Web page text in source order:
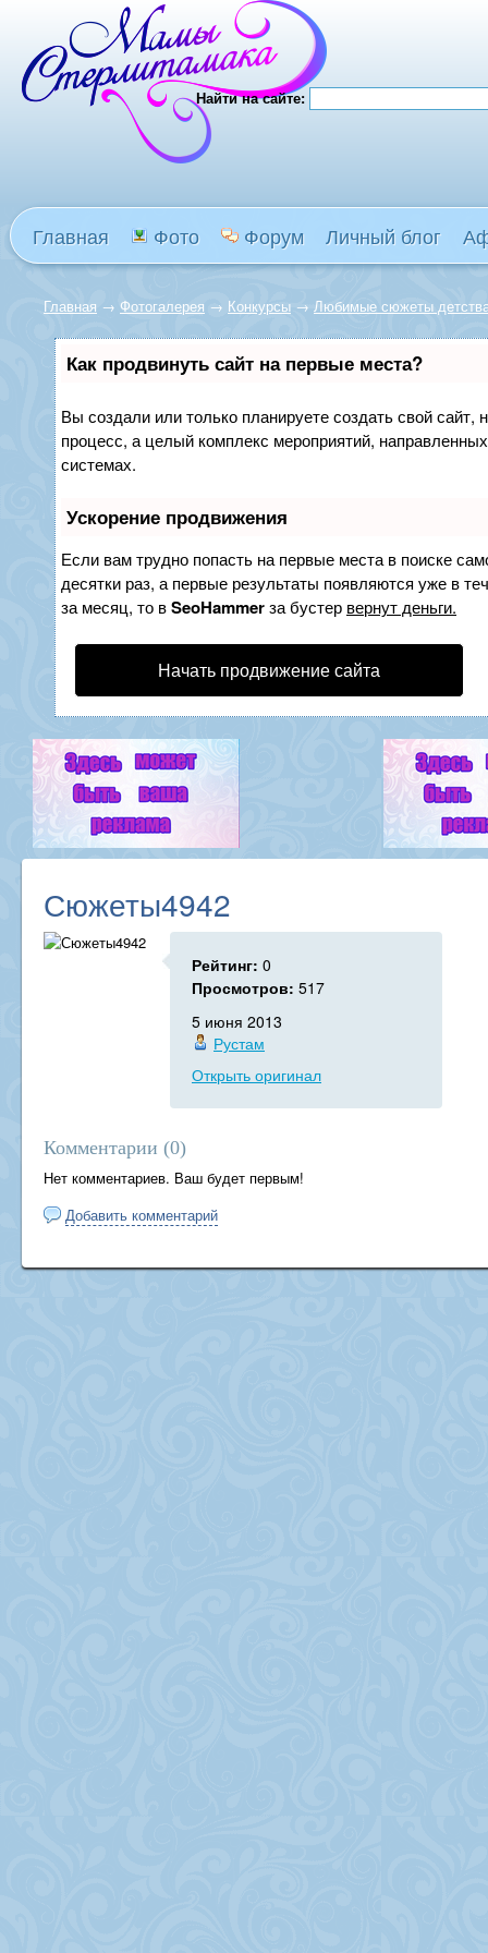
Найти на сайте:
Главная Фото Форум Личный блог
Главная → Фотогалерея → Конкурсы → Любимые сюжеты
Как продвинуть сайт на первые места?
Вы создали или только планируете создать свой сайт,
процесс, а целый комплекс мероприятий,
системах.
Ускорение продвижения
Если вам трудно попасть на первые места в поиске
десятки раз, а первые результаты появляются уже в
за месяц, то вSeoHammerза бустер вернут деньги.
Начать продвижение сайта
Сюжеты4942
Рейтинг: 0
Просмотров: 517
5 июня 2013
Рустам
Открыть оригинал
Комментарии (0)
Нет комментариев. Ваш будет первым!
Добавить комментарий